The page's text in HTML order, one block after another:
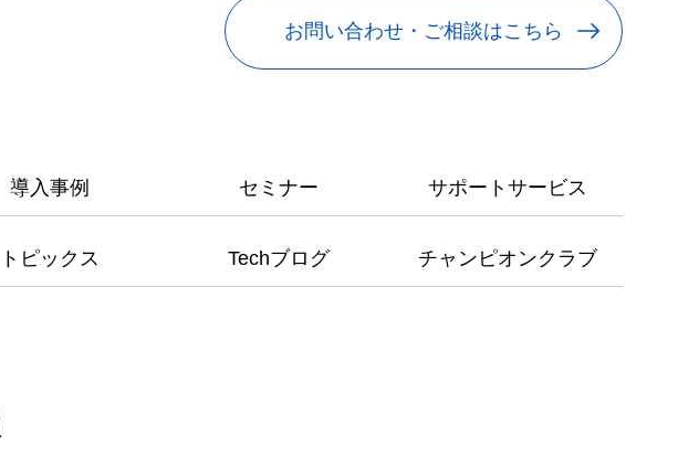
お問い合わせ・ご相談はこちら
導入事例 セミナー サポートサービス
トピックス Techブログ チャンピオンクラブ